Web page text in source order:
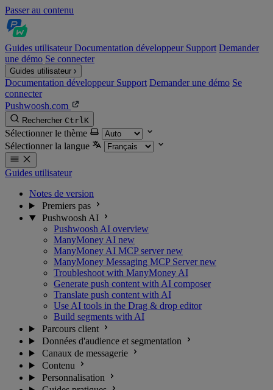
Passer au contenu
Guides utilisateurDocumentation développeur Support Demander
une démo Se connecter
Guides utilisateur
Documentation développeur Support Demander une démo Se
connecter
Pushwoosh.com
Rechercher CtrlK
Sélectionner le thème
Sélectionner la langue
Guides utilisateur
Notes de version
Premiers pas
Pushwoosh AI
Pushwoosh AI overview
ManyMoney AI new
ManyMoney AI MCP server new
ManyMoney Messaging MCP Server new
Troubleshoot with ManyMoney AI
Generate push content with AI composer
Translate push content with AI
Use AI tools in the Drag & drop editor
Build segments with AI
Parcours client
Données d'audience et segmentation
Canaux de messagerie
Contenu
Personnalisation